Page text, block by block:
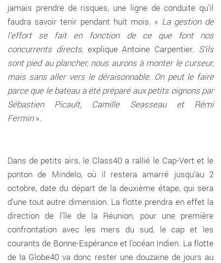
jamais prendre de risques, une ligne de conduite qu’il
faudra savoir tenir pendant huit mois. « La gestion de
l’effort se fait en fonction de ce que font nos
concurrents directs,explique Antoine Carpentier. S’ils
sont pied au plancher, nous aurons à monter le curseur,
mais sans aller vers le déraisonnable. On peut le faire
parce que le bateau a été préparé aux petits oignons par
Sébastien Picault, Camille Seasseau et Rémi
Fermin».
Dans de petits airs, le Class40 a rallié le Cap-Vert et le
ponton de Mindelo, où il restera amarré jusqu’au 2
octobre, date du départ de la deuxième étape, qui sera
d’une tout autre dimension. La flotte prendra en effet la
direction de l’île de la Réunion, pour une première
confrontation avec les mers du sud, le cap et les
courants de Bonne-Espérance et l’océan Indien. La flotte
de la Globe40 va donc rester une douzaine de jours au